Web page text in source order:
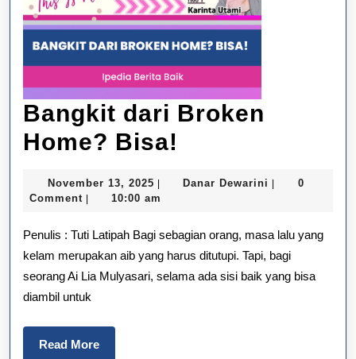
Bangkit dari Broken
Home? Bisa!
Home?
Bisa!
November 13, 2025 November
13,
Danar Dewarini Danar0
Comment
10:00 am
Penulis : Tuti Latipah Bagi sebagian orang, masa lalu yang
kelam merupakan aib yang harus ditutupi. Tapi, bagi
seorang Ai Lia Mulyasari, selama ada sisi baik yang bisa
diambil untuk
Read MoreRead